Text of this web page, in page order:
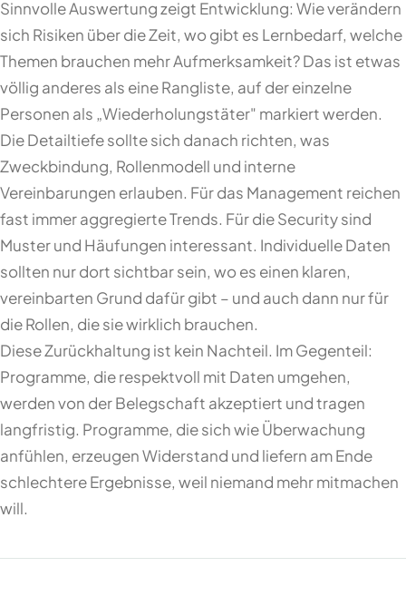
Sinnvolle Auswertung zeigt Entwicklung: Wie verändern
sich Risiken über die Zeit, wo gibt es Lernbedarf, welche
Themen brauchen mehr Aufmerksamkeit? Das ist etwas
völlig anderes als eine Rangliste, auf der einzelne
Personen als „Wiederholungstäter" markiert werden.
Die Detailtiefe sollte sich danach richten, was
Zweckbindung, Rollenmodell und interne
Vereinbarungen erlauben. Für das Management reichen
fast immer aggregierte Trends. Für die Security sind
Muster und Häufungen interessant. Individuelle Daten
sollten nur dort sichtbar sein, wo es einen klaren,
vereinbarten Grund dafür gibt – und auch dann nur für
die Rollen, die sie wirklich brauchen.
Diese Zurückhaltung ist kein Nachteil. Im Gegenteil:
Programme, die respektvoll mit Daten umgehen,
werden von der Belegschaft akzeptiert und tragen
langfristig. Programme, die sich wie Überwachung
anfühlen, erzeugen Widerstand und liefern am Ende
schlechtere Ergebnisse, weil niemand mehr mitmachen
will.